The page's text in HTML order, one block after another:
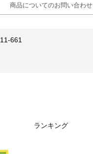
商品についてのお問い合わせ
661
ランキング